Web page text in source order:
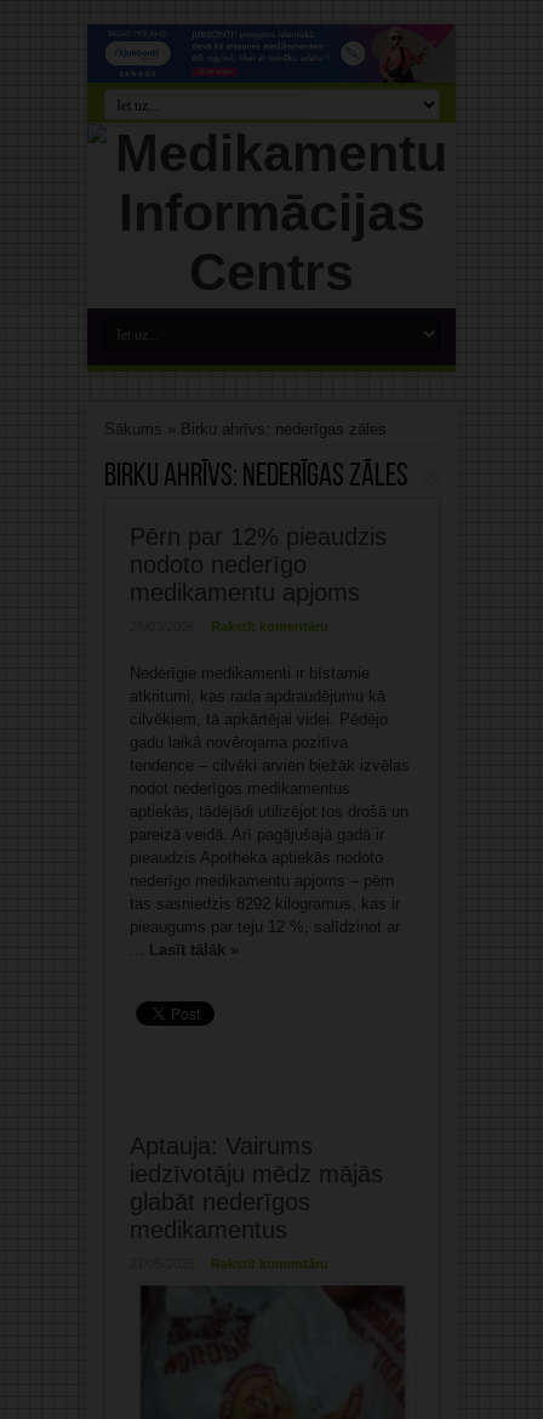
Sākums » Birku ahrīvs: nederīgas zāles
Birku ahrīvs: nederīgas zāles
Pērn par 12% pieaudzis
nodoto nederīgo
medikamentu apjoms
Rakstīt komentāru
Nederīgie medikamenti ir bīstamie
atkritumi, kas rada apdraudējumu kā
cilvēkiem, tā apkārtējai videi. Pēdējo
gadu laikā novērojama pozitīva
tendence – cilvēki arvien biežāk izvēlas
nodot nederīgos medikamentus
aptiekās, tādējādi utilizējot tos drošā un
pareizā veidā. Arī pagājušajā gadā ir
pieaudzis Apotheka aptiekās nodoto
nederīgo medikamentu apjoms – pērn
tas sasniedzis 8292 kilogramus, kas ir
pieaugums par teju 12 %, salīdzinot ar
... Lasīt tālāk »
Aptauja: Vairums
iedzīvotāju mēdz mājās
glabāt nederīgos
medikamentus
Rakstīt komentāru